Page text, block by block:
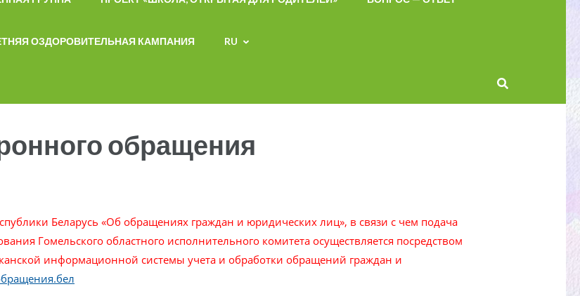
ОЗДОРОВИТЕЛЬНАЯ КАМПАНИЯ RU
обращения
Беларусь «Об обращениях граждан и юридических лиц», в связи с чем подача
Гомельского областного исполнительного комитета осуществляется посредством
информационной системы учета и обработки обращений граждан и